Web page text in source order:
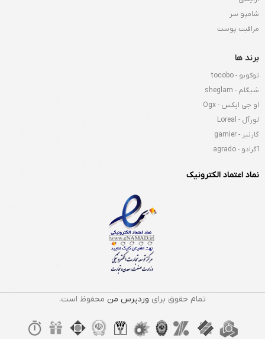
شامپو سر
مراقبت پوست
برند ها
توکوبو - tocobo
شیگلم - sheglam
او جی ایکس - Ogx
لورآل - Loreal
گارنیر - garnier
آگرادو - agrado
نماد اعتماد الکترونیک
تمام حقوق برای وردپرس من محفوظ است.
ب ب